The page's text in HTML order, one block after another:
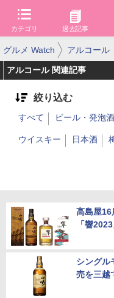
カテゴリ 過去記事
グルメ Watch アルコール
アルコール 関連記事
絞り込む
すべて ビール・発泡酒
ウイスキー 日本酒
高島屋16
「響
シングル
売を三越